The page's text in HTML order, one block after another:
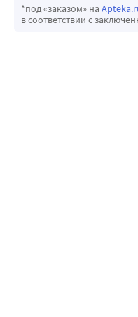
*под «заказом» на
в соответствии с